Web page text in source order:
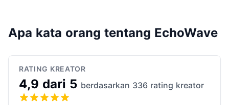
Apa kata orang tentang EchoWave
RATING KREATOR
4,9 dari 5 berdasarkan 336 rating kreator